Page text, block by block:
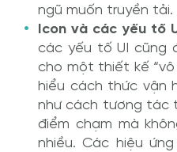
ngũ muốn truyền tải.
Icon và các yếu tố
các yếu tố UI cũng
cho một thiết kế “vô
hiểu cách thức vận
như cách tương tác
điểm chạm mà
nhiều. Các hiệu